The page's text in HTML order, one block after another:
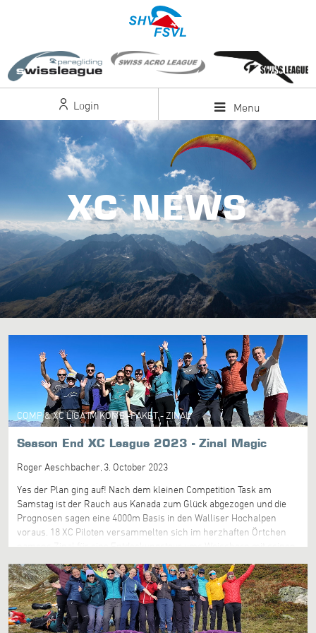
Login Menu
XC NEWS
COMP & XC LIGA IM KOMBI-PAKET - ZINAL
Season End XC League 2023 - Zinal Magic
Roger Aeschbacher, 3. October 2023
Yes der Plan ging auf! Nach dem kleinen Competition Task am
Samstag ist der Rauch aus Kanada zum Glück abgezogen und die
Prognosen sagen eine 4000m Basis in den Walliser Hochalpen
voraus. 18 XC Piloten versammelten sich im herzhaften Örtchen
namens Zinal für eine Entdeckungstour ums Weisshorn mit seinen
2700m rund 100HM zum Gipfel zu hiken. Und dies mit unseren
Wettkampfausrüstungen.... Doch mit vereinten Kräften haben wir
alle die wollten hochgebracht, ein besonderen Respekt gilt Thierry
Feuz welche mit seinen 64 Jahren diese erste Herausforderung
alleine meisterte. Alleine der Startplatz mit seiner